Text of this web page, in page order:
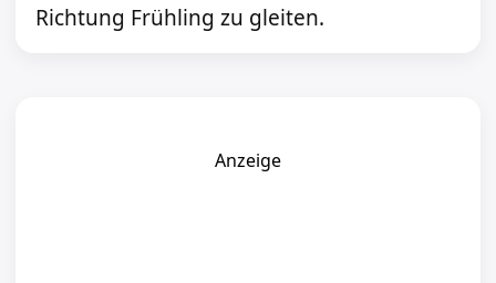
Richtung Frühling zu gleiten.
Anzeige